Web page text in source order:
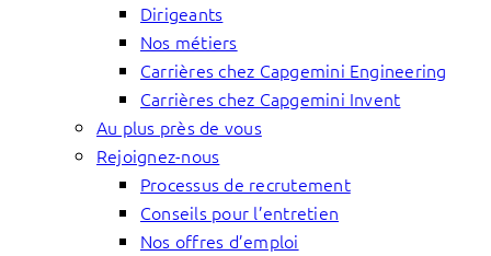
Dirigeants
Nos métiers
Carrières chez Capgemini Engineering
Carrières chez Capgemini Invent
Au plus près de vous
Rejoignez-nous
Processus de recrutement
Conseils pour l’entretien
Nos offres d’emploi